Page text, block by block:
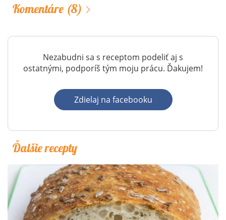
Komentáre (8)
Nezabudni sa s receptom podeliť aj s
ostatnými, podporíš tým moju prácu. Ďakujem!
Zdielaj na facebooku
Ďalšie recepty